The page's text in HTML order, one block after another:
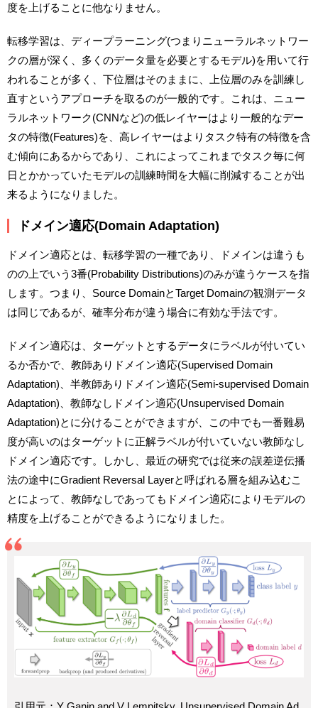
度を上げることに他なりません。
転移学習は、ディープラーニング(つまりニューラルネットワー
クの層が深く、多くのデータ量を必要とするモデル)を用いて行
われることが多く、下位層はそのままに、上位層のみを訓練し
直すというアプローチを取るのが一般的です。これは、ニュー
ラルネットワーク(CNNなど)の低レイヤーはより一般的なデー
タの特徴(Features)を、高レイヤーはよりタスク特有の特徴を含
む傾向にあるからであり、これによってこれまでタスク毎に何
日とかかっていたモデルの訓練時間を大幅に削減することが出
来るようになりました。
ドメイン適応(Domain Adaptation)
ドメイン適応とは、転移学習の一種であり、ドメインは違うも
のの上でいう3番(Probability Distributions)のみが違うケースを指
します。つまり、Source DomainとTarget Domainの観測データ
は同じであるが、確率分布が違う場合に有効な手法です。
ドメイン適応は、ターゲットとするデータにラベルが付いてい
るか否かで、教師ありドメイン適応(Supervised Domain
Adaptation)、半教師ありドメイン適応(Semi-supervised Domain
Adaptation)、教師なしドメイン適応(Unsupervised Domain
Adaptation)とに分けることができますが、この中でも一番難易
度が高いのはターゲットに正解ラベルが付いていない教師なし
ドメイン適応です。しかし、最近の研究では従来の誤差逆伝播
法の途中にGradient Reversal Layerと呼ばれる層を組み込むこ
とによって、教師なしであってもドメイン適応によりモデルの
精度を上げることができるようになりました。